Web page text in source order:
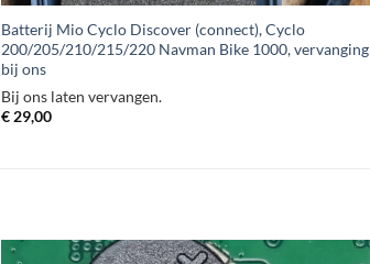
Batterij Mio Cyclo Discover (connect), Cyclo
200/205/210/215/220 Navman Bike 1000, vervanging
bij ons
Bij ons laten vervangen.
€29,00